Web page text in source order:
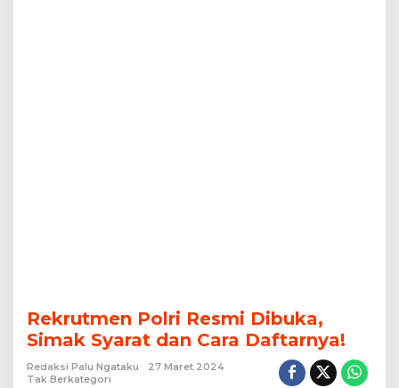
Rekrutmen Polri Resmi Dibuka,
Simak Syarat dan Cara Daftarnya!
Redaksi Palu Ngataku
27 Maret 2024
Tak Berkategori